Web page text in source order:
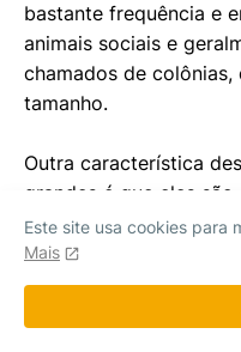
bastante frequência e
animais sociais e
chamados de
tamanho.
Outra característica
grandes é que eles
partes do mundo. Eles
importante nos
predadores e como
Este site usa cookies para
Mais